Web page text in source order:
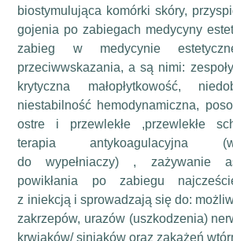
biostymulująca komórki skóry,
gojenia po zabiegach medycyny
zabieg w medycynie
przeciwwskazania, a są nimi:
krytyczna małopłytkowość,
niestabilność hemodynamiczna,
ostre i przewlekłe ,przewlekłe
terapia antykoagulacyjna
do wypełniaczy) , zażywanie
powikłania po zabiegu
z iniekcją i sprowadzają się do:
zakrzepów, urazów (uszkodzenia)
krwiaków/ siniaków oraz zakażeń